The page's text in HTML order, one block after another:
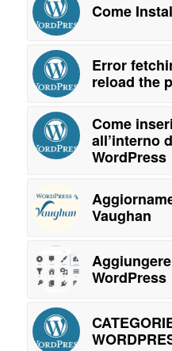
Come
Error
reload the
Come
all’interno
WordPress
Vaughan
WordPress